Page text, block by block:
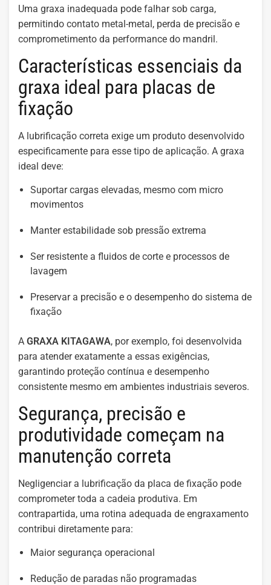
Uma graxa inadequada pode falhar sob carga,
permitindo contato metal-metal, perda de precisão e
comprometimento da performance do mandril.
Características essenciais da
graxa ideal para placas de
fixação
A lubrificação correta exige um produto desenvolvido
especificamente para esse tipo de aplicação. A graxa
ideal deve:
Suportar cargas elevadas, mesmo com micro
movimentos
Manter estabilidade sob pressão extrema
Ser resistente a fluidos de corte e processos de
lavagem
Preservar a precisão e o desempenho do sistema de
fixação
A GRAXA KITAGAWA, por exemplo, foi desenvolvida
para atender exatamente a essas exigências,
garantindo proteção contínua e desempenho
consistente mesmo em ambientes industriais severos.
Segurança, precisão e
produtividade começam na
manutenção correta
Negligenciar a lubrificação da placa de fixação pode
comprometer toda a cadeia produtiva. Em
contrapartida, uma rotina adequada de engraxamento
contribui diretamente para:
Maior segurança operacional
Redução de paradas não programadas